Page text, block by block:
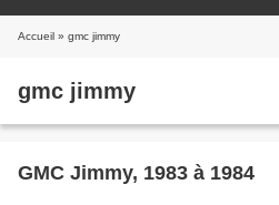
Accueil » gmc jimmy
gmc jimmy
GMC Jimmy, 1983 à 1984